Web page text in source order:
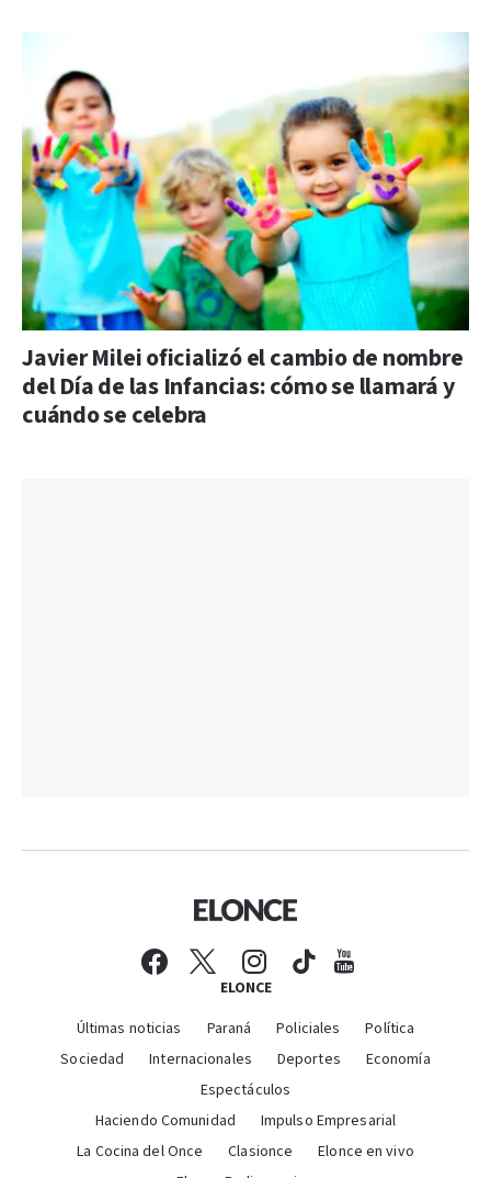
Javier Milei oficializó el cambio de nombre
del Día de las Infancias: cómo se llamará y
cuándo se celebra
ELONCE
Últimas noticias Paraná Policiales
Política
Sociedad
Internacionales Deportes
Economía
Espectáculos
Haciendo Comunidad
Impulso Empresarial
La Cocina del Once
Clasionce
Elonce en vivo